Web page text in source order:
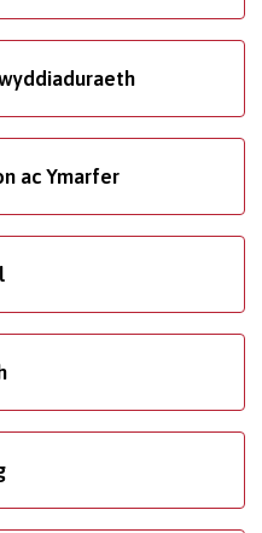
ac Ymarfer